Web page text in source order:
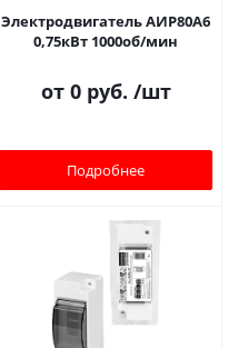
Электродвигатель АИР80A6
0,75кВт 1000об/мин
от 0 руб. /шт
Подробнее